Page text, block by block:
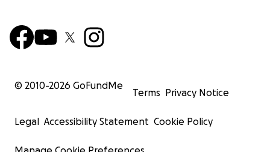
© 2010-2026 GoFundMe
Terms Privacy Notice
Legal Accessibility Statement Cookie Policy